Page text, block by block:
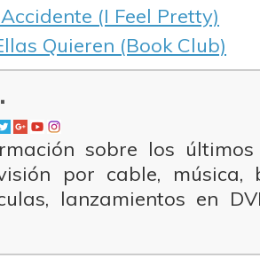
(I Feel Pretty)
Quieren (Book Club)
sobre los
por cable, música,
lanzamientos en